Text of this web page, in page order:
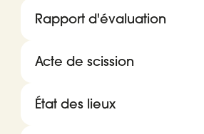
Rapport d'évaluation
Acte de scission
État des lieux